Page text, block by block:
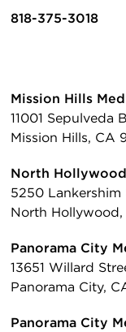
818-375-3018
Mission Hills
11001 Sepulveda
Mission Hills, CA
North
5250 Lankershim
North Hollywood,
Panorama City
13651 Willard
Panorama City,
Panorama City